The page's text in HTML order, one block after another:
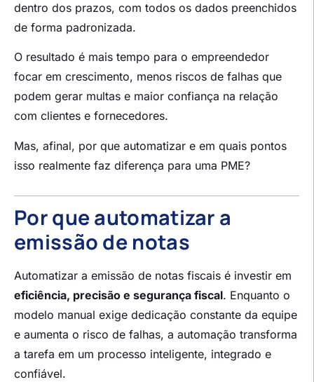
dentro dos prazos, com todos os dados preenchidos
de forma padronizada.
O resultado é mais tempo para o empreendedor
focar em crescimento, menos riscos de falhas que
podem gerar multas e maior confiança na relação
com clientes e fornecedores.
Mas, afinal, por que automatizar e em quais pontos
isso realmente faz diferença para uma PME?
Por que automatizar a
emissão de notas
Automatizar a emissão de notas fiscais é investir em
eficiência, precisão e segurança fiscal. Enquanto o
modelo manual exige dedicação constante da equipe
e aumenta o risco de falhas, a automação transforma
a tarefa em um processo inteligente, integrado e
confiável.